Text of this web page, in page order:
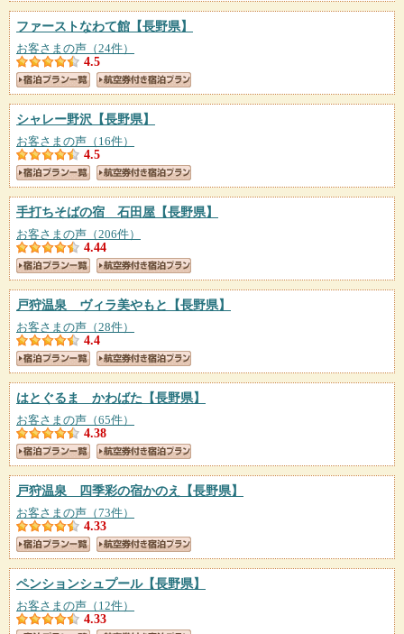
ファーストなわて館 【長野県】
お客さまの声（24件）
4.5
シャレー野沢 【長野県】
お客さまの声（16件）
4.5
手打ちそばの宿 石田屋 【長野県】
お客さまの声（206件）
4.44
戸狩温泉 ヴィラ美やもと 【長野県】
お客さまの声（28件）
4.4
はとぐるま かわばた 【長野県】
お客さまの声（65件）
4.38
戸狩温泉 四季彩の宿かのえ 【長野県】
お客さまの声（73件）
4.33
ペンションシュプール【長野県】
お客さまの声（12件）
4.33